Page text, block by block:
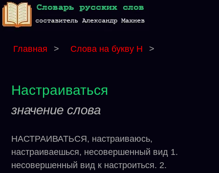
Главная > Слова на букву Н >
Настраиваться
значение слова
НАСТРАИВАТЬСЯ, настраиваюсь,
настраиваешься, несовершенный вид 1.
несовершенный вид к настроиться. 2.